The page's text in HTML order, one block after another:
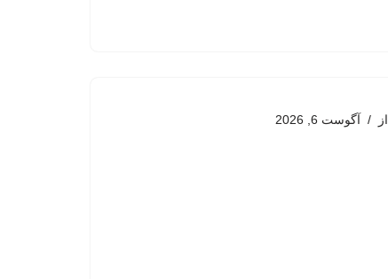
از آگوست 6, 2026